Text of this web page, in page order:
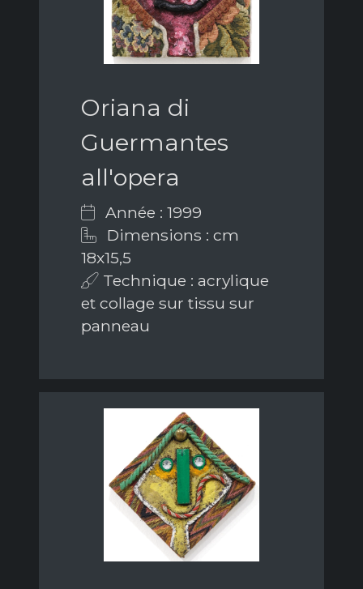
Oriana di
Guermantes
all'opera
Année : 1999
Dimensions : cm
18x15,5
Technique : acrylique
et collage sur tissu sur
panneau